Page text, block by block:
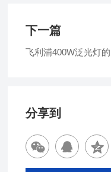
下一篇
飞利浦400W泛光灯
分享到